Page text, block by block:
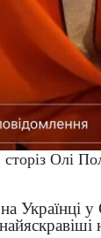
сторіз Олі
Українці
найяскравіші